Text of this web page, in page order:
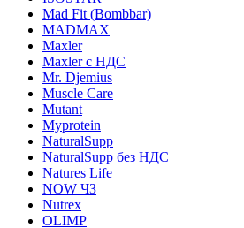
Mad Fit (Bombbar)
MADMAX
Maxler
Maxler с НДС
Mr. Djemius
Muscle Care
Mutant
Myprotein
NaturalSupp
NaturalSupp без НДС
Natures Life
NOW ЧЗ
Nutrex
OLIMP